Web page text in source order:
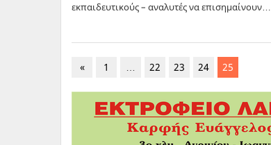
εκπαιδευτικούς – αναλυτές να επισημαίνουν…
« 1 … 22 23 24 25